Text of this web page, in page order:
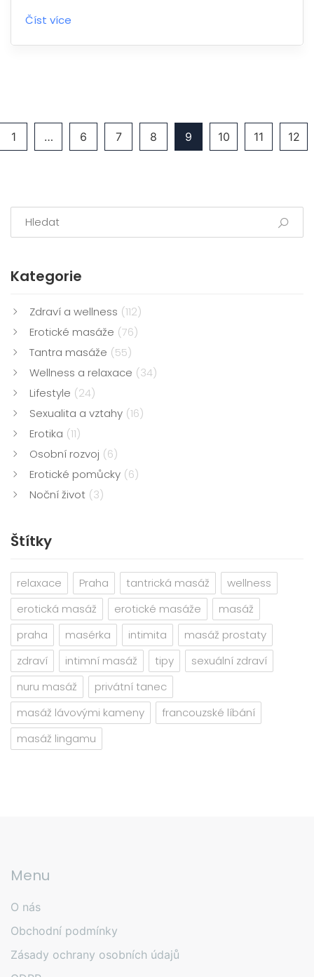
malý déšť v létě. Měli byste to zkusit, je to
neuvěřitelně osvěžující zážitek! Jako kdyby vás
omotala teplá deka štěstí, a to je pocit, který si každý
Číst více
1 … 6 7 8 9 10 11 12
Kategorie
Zdraví a wellness (112)
Erotické masáže (76)
Tantra masáže (55)
Wellness a relaxace (34)
Lifestyle (24)
Sexualita a vztahy (16)
Erotika (11)
Osobní rozvoj (6)
Erotické pomůcky (6)
Noční život (3)
Štítky
relaxace Praha tantrická masáž
wellness
erotická masáž
erotické masáže
masáž
praha
masérka intimita
masáž prostaty
zdraví
intimní masáž tipy
sexuální zdraví
nuru masáž
privátní tanec
masáž lávovými kameny
francouzské líbání
masáž lingamu
Menu
O nás
Obchodní podmínky
Zásady ochrany osobních údajů